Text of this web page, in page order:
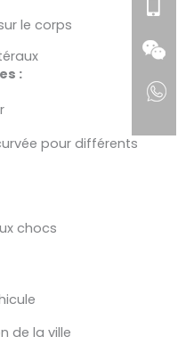
le corps
:
pour différents
chocs
de la ville